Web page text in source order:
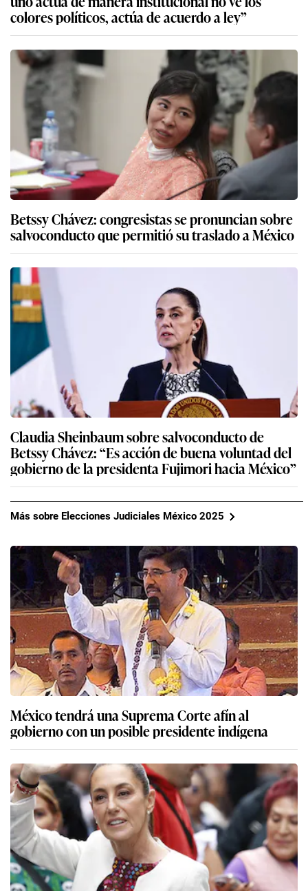
colores políticos, actúa de acuerdo a ley”
Betssy Chávez: congresistas se pronuncian sobre
salvoconducto que permitió su traslado a México
Claudia Sheinbaum sobre salvoconducto de
Betssy Chávez: “Es acción de buena voluntad del
gobierno de la presidenta Fujimori hacia México”
Más sobre Elecciones Judiciales México 2025
México tendrá una Suprema Corte afín al
gobierno con un posible presidente indígena